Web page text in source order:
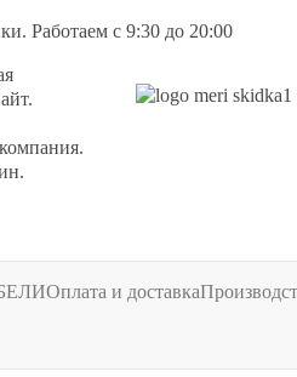
Работаем с 9:30 до 20:00
Оплата и доставка